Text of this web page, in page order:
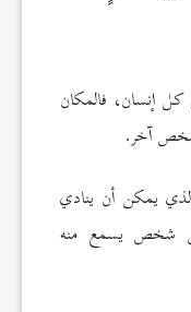
إنسان، فالمكان
آخر.
يمكن أن ينادي
شخص يسمع منه